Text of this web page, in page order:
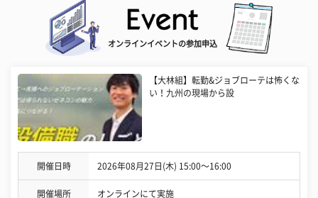
オンラインイベントの参加申込
【大林組】転勤&ジョブローテは怖くな
い！九州の現場から設
開催日時 2026年08月27日(木) 15:00〜16:00
開催場所 オンラインにて実施